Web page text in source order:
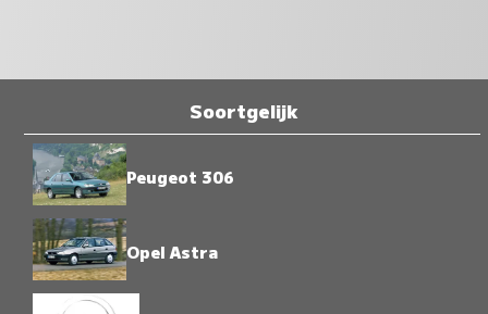
Soortgelijk
Peugeot 306
Opel Astra